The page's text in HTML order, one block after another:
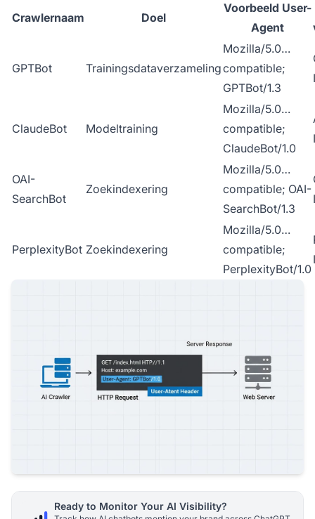
Crawlernaam Doel
Voorbeeld User-
Agent
GPTBot Trainingsdataverzameling
Mozilla/5.0…
compatible;
GPTBot/1.3
ClaudeBot Modeltraining
Mozilla/5.0…
compatible;
ClaudeBot/1.0
OAI-
SearchBot
Zoekindexering
Mozilla/5.0…
compatible; OAI-
SearchBot/1.3
PerplexityBot Zoekindexering
Mozilla/5.0…
compatible;
PerplexityBot/1.0
Ready to Monitor Your AI Visibility?